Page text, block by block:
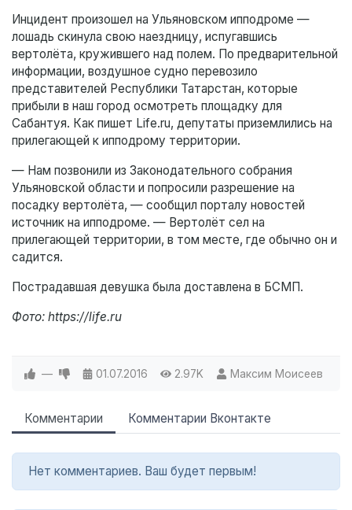
Инцидент произошел на Ульяновском ипподроме —
лошадь скинула свою наездницу, испугавшись
вертолёта, кружившего над полем. По предварительной
информации, воздушное судно перевозило
представителей Республики Татарстан, которые
прибыли в наш город осмотреть площадку для
Сабантуя. Как пишет Life.ru, депутаты приземлились на
прилегающей к ипподрому территории.
— Нам позвонили из Законодательного собрания
Ульяновской области и попросили разрешение на
посадку вертолёта, — сообщил порталу новостей
источник на ипподроме. — Вертолёт сел на
прилегающей территории, в том месте, где обычно он и
садится.
Пострадавшая девушка была доставлена в БСМП.
Фото: https://life.ru
— 01.07.2016 2.97K Максим Моисеев
Комментарии Комментарии Вконтакте
Нет комментариев. Ваш будет первым!